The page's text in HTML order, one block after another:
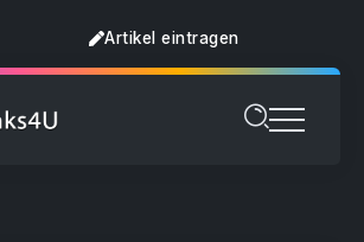
Artikel eintragen